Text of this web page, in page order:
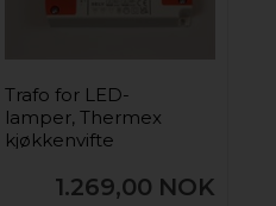
Trafo for LED-
lamper, Thermex
kjøkkenvifte
1.269,00 NOK